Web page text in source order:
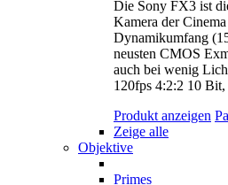
Die Sony FX3 ist
Kamera der
Dynamikumfang
neusten CMOS
auch bei wenig
120fps 4:2:2 10
Produkt anzeigen
Zeige alle
Objektive
Primes